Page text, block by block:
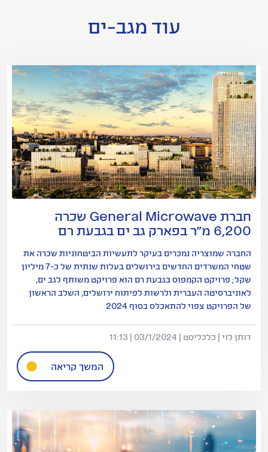
עוד מגב-ים
חברת General Microwave שכרה
6,200 מ"ר בפארק גב ים בגבעת רם
החברה שמוצריה נמכרים בעיקר לתעשיות הביטחוניות שכרה את
שטחי המשרדים החדשים בירושלים בעלות שנתית של כ-7 מיליון
שקל; פרויקט הקמפוס בגבעת רם הוא פרויקט משותף לגב ים,
לאוניברסיטה העברית ולרשות לפיתוח ירושלים, השלב הראשון
של הפרויקט צפוי להתאכלס בסוף 2024
דותן לוי | כלכליסט | 03/1/2024 | 11:13
המשך קריאה